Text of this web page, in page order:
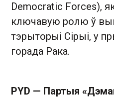
Democratic Forces),
ключавую ролю ў
тэрыторыі Сірыі, у
горада Рака.
PYD — Партыя